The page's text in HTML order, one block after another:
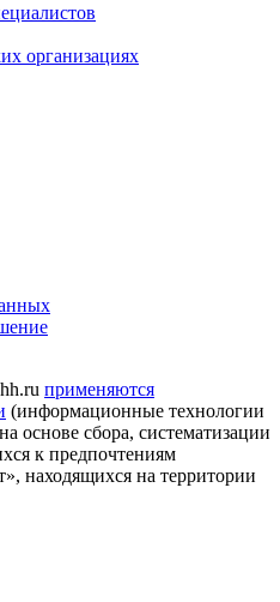
организациях
применяются
(информационные технологии
основе сбора, систематизации
к предпочтениям
находящихся на территории